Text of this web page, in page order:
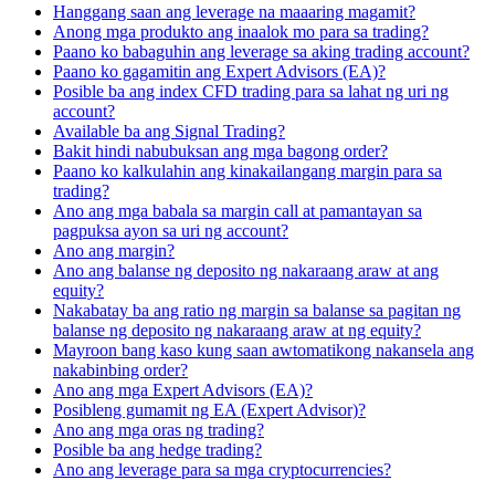
Hanggang saan ang leverage na maaaring magamit?
Anong mga produkto ang inaalok mo para sa trading?
Paano ko babaguhin ang leverage sa aking trading account?
Paano ko gagamitin ang Expert Advisors (EA)?
Posible ba ang index CFD trading para sa lahat ng uri ng
account?
Available ba ang Signal Trading?
Bakit hindi nabubuksan ang mga bagong order?
Paano ko kalkulahin ang kinakailangang margin para sa
trading?
Ano ang mga babala sa margin call at pamantayan sa
pagpuksa ayon sa uri ng account?
Ano ang margin?
Ano ang balanse ng deposito ng nakaraang araw at ang
equity?
Nakabatay ba ang ratio ng margin sa balanse sa pagitan ng
balanse ng deposito ng nakaraang araw at ng equity?
Mayroon bang kaso kung saan awtomatikong nakansela ang
nakabinbing order?
Ano ang mga Expert Advisors (EA)?
Posibleng gumamit ng EA (Expert Advisor)?
Ano ang mga oras ng trading?
Posible ba ang hedge trading?
Ano ang leverage para sa mga cryptocurrencies?